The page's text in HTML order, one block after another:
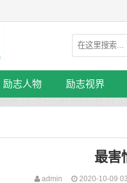
励志人物 励志视界
最害
admin 2020-10-09